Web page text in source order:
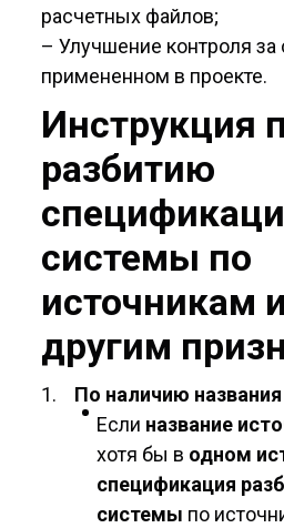
расчетных файлов;
– Улучшение контроля
примененном в проекте.
Инструкция
разбитию
системы по
источникам
другим
По наличию
Если название
хотя бы в одном
спецификация
системы по